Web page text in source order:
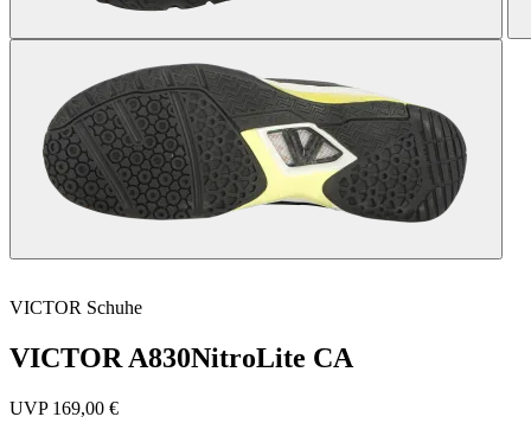
VICTOR Schuhe
VICTOR A830NitroLite CA
UVP 169,00 €